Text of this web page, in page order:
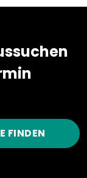
FINDEN